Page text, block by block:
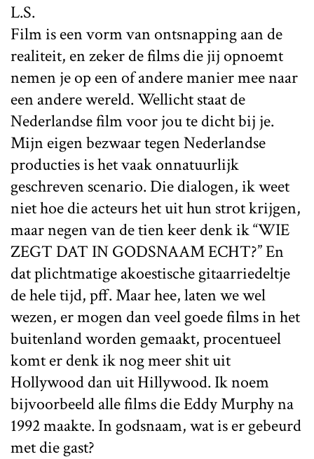
L.S.
Film is een vorm van ontsnapping aan de
realiteit, en zeker de films die jij opnoemt
nemen je op een of andere manier mee naar
een andere wereld. Wellicht staat de
Nederlandse film voor jou te dicht bij je.
Mijn eigen bezwaar tegen Nederlandse
producties is het vaak onnatuurlijk
geschreven scenario. Die dialogen, ik weet
niet hoe die acteurs het uit hun strot krijgen,
maar negen van de tien keer denk ik “WIE
ZEGT DAT IN GODSNAAM ECHT?” En
dat plichtmatige akoestische gitaarriedeltje
de hele tijd, pff. Maar hee, laten we wel
wezen, er mogen dan veel goede films in het
buitenland worden gemaakt, procentueel
komt er denk ik nog meer shit uit
Hollywood dan uit Hillywood. Ik noem
bijvoorbeeld alle films die Eddy Murphy na
1992 maakte. In godsnaam, wat is er gebeurd
met die gast?